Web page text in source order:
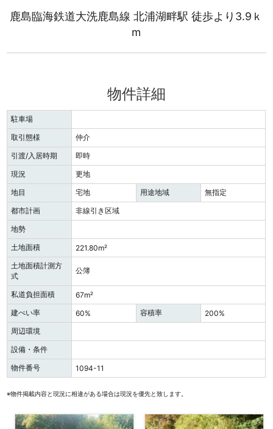
鹿島臨海鉄道大洗鹿島線 北浦湖畔駅 徒歩より3.9ｋ
m
物件詳細
駐車場
取引態様
仲介
引渡/入居時期
即時
現況
更地
地目
宅地 用途地域
無指定
都市計画
非線引き区域
地勢
土地面積
221.80m²
土地面積計測方
式
公簿
私道負担面積
67m²
建ぺい率
60% 容積率
200%
周辺環境
設備・条件
物件番号
1094-11
※物件掲載内容と現況に相違がある場合は現況を優先と致します。